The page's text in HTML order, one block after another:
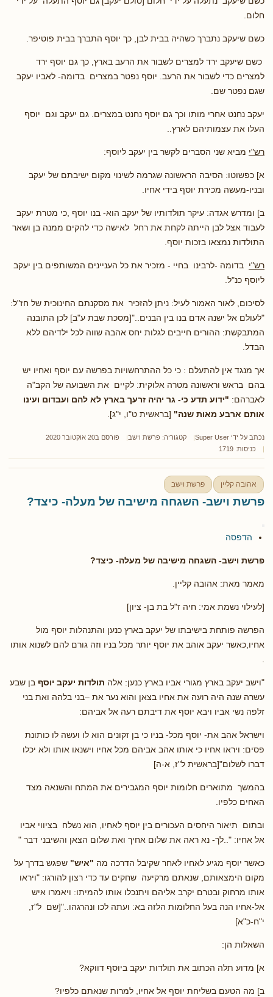
חלום.
כשם שיעקב נתברך כשהיה בבית לבן, כך יוסף התברך בבית פוטיפר.
כשם שיעקב ירד למצרים לשבור את הרעב בארץ, כך גם יוסף ירד
למצרים כדי לשבור את הרעב. יוסף נפטר במצרים בדומה- לאביו יעקב
שגם נפטר שם.
יעקב נחנט אחרי מותו וכך גם יוסף נחנט במצרים. גם יעקב וגם יוסף
העלו את עצמותיהם לארץ..
רש"י מביא שני הסברים לקשר בין יעקב ליוסף:
א] כפשוטו: הסיבה הראשונה שגרמה לשינוי מקום ישיבתם של יעקב
ובניו-מעשה מכירת יוסף בידי אחיו.
ב] ומדרש אגדה: עיקר תולדותיו של יעקב הוא- בנו יוסף ,כי מטרת יעקב
לעבוד אצל לבן הייתה לקחת את רחל לאישה כדי להקים ממנה בן ושאר
התולדות נמצאו בזכות יוסף.
רש"י בדומה -לרבינו בחיי - מזכיר את כל העניינים המשותפים בין יעקב
ליוסף כנ"ל.
לסיכום, לאור האמור לעיל: ניתן להזכיר את מסקנתם החינוכית של חז"ל:
"לעולם אל ישנה אדם בנו בין הבנים.."[מסכת שבת ע"ב] לכן התובנה
המתבקשת: ההורים חייבים לגלות יחס אהבה שווה לכל ילדיהם ללא
הבדל.
אך מנגד אין להתעלם : כי כל ההתרחשויות בפרשה עם יוסף ואחיו יש
בהם בראש וראשונה מטרה אלוקית: לקיים את השבועה של הקב"ה
לאברהם: "ידוע תדע כי- גר יהיה זרעך בארץ לא להם ועבדום ועינו
אותם ארבע מאות שנה" [בראשית ט"ו, י"ג].
נכתב על ידי Super User קטגוריה: פרשת וישב
פורסם ב20 אוקטובר 2020
כניסות: 1719
אהובה קליין פרשת וישב
פרשת וישב- השגחה מישיבה של מעלה- כיצד?
הדפסה
פרשת וישב- השגחה מישיבה של מעלה- כיצד?
מאמר מאת: אהובה קליין.
[לעילוי נשמת אמי: חיה ז"ל בת בן- ציון]
הפרשה פותחת בישיבתו של יעקב בארץ כנען והתנהלות יוסף מול
אחיו,כאשר יעקב אוהב את יוסף יותר מכל בניו וזה גורם להם לשנוא אותו
"וישב יעקב בארץ מגורי אביו בארץ כנען: אלה תולדות יעקב יוסף בן שבע
עשרה שנה היה רועה את אחיו בצאן והוא נער את –בני בלהה ואת בני
זלפה נשי אביו ויבא יוסף את דיבתם רעה אל אביהם:
וישראל אהב את- יוסף מכל- בניו כי בן זקונים הוא לו ועשה לו כותונת
פסים: ויראו אחיו כי אותו אהב אביהם מכל אחיו וישנאו אותו ולא יכלו
דברו לשלום"[בראשית ל"ז, א-ה]
בהמשך מתוארים חלומות יוסף המגבירים את המתח והשנאה מצד
האחים כלפיו.
ובתום תיאור היחסים העכורים בין יוסף לאחיו, הוא נשלח בציווי אביו
אל אחיו: "..לך- נא ראה את שלום אחיך ואת שלום הצאן והשיבני דבר "
כאשר יוסף מגיע לאחיו לאחר שקיבל הדרכה מה "איש" שפגש בדרך על
מקום הימצאותם, שנאתם מרקיעה שחקים עד כדי רצון להורגו: "ויראו
אותו מרחוק ובטרם יקרב אליהם ויתנכלו אותו להמיתו: ויאמרו איש
אל-אחיו הנה בעל החלומות הלזה בא: ועתה לכו ונהרגהו.."[שם ל"ז,
י"ח-כ"א]
השאלות הן:
א] מדוע תלה הכתוב את תולדות יעקב ביוסף דווקא?
ב] מה הטעם בשליחת יוסף אל אחיו, למרות שנאתם כלפיו?